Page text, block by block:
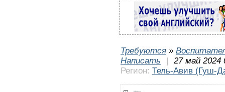
Требуются »
Написать
|
27 май 2024
Регион: Тель-Авив (Гуш-